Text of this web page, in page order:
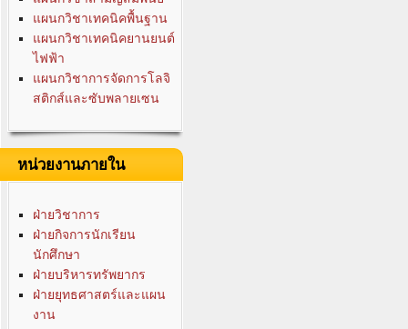
แผนกวิชาเทคนิคพื้นฐาน
แผนกวิชาเทคนิคยานยนต์
ไฟฟ้า
แผนกวิชาการจัดการโลจิ
สติกส์และซับพลายเซน
หน่วยงานภายใน
ฝ่ายวิชาการ
ฝ่ายกิจการนักเรียน
นักศึกษา
ฝ่ายบริหารทรัพยากร
ฝ่ายยุทธศาสตร์และแผน
งาน